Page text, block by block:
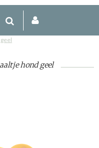
hond geel